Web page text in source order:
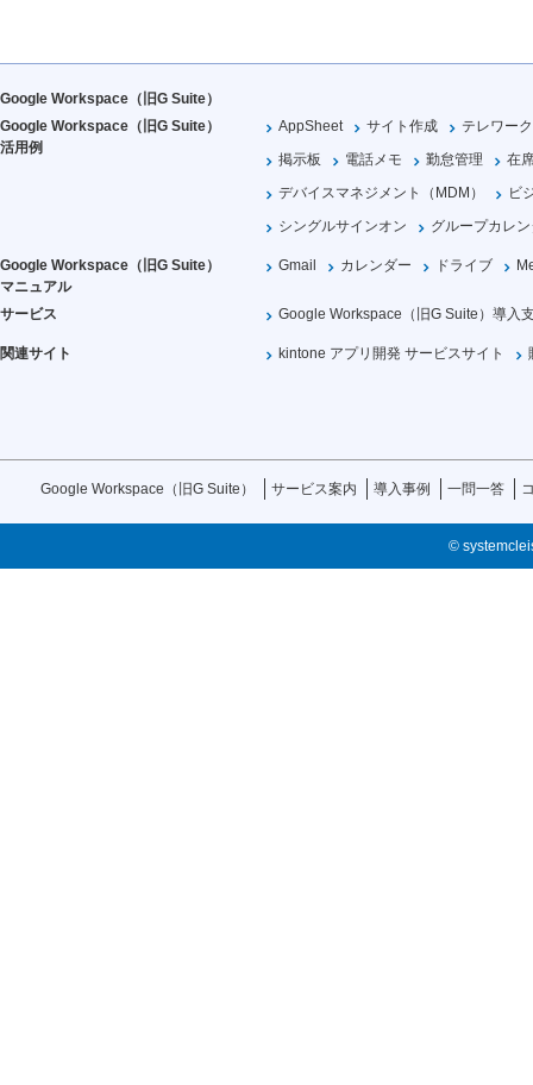
Google Workspace（旧G Suite）
Google Workspace（旧G Suite）
活用例
AppSheet サイト作成
テレワーク
掲示板
電話メモ 勤怠管理
在
デバイスマネジメント（MDM）
ビ
シングルサインオン
グループカレ
Google Workspace（旧G Suite）
マニュアル
Gmail カレンダー ドライブ
サービス Google Workspace（旧G Suite）導入
関連サイト kintone アプリ開発 サービスサイト
Google Workspace（旧G Suite） サービス案内 導入事例 一問一答
©